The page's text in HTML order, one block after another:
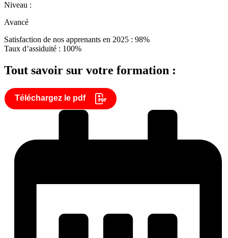
Niveau :
Avancé
Satisfaction de nos apprenants en 2025 : 98%
Taux d’assiduité : 100%
Tout savoir sur votre formation :
Téléchargez le pdf